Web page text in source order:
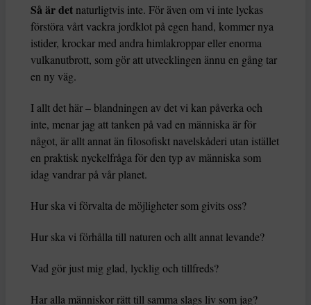
Så är det naturligtvis inte. För även om vi inte lyckas
förstöra vårt vackra jordklot på egen hand, kommer nya
istider, krockar med andra himlakroppar eller enorma
vulkanutbrott, som gör att utvecklingen ännu en gång tar
en ny väg.
I allt det här – blandningen av det vi kan påverka och
inte, menar jag att tanken på vad en människa är för
något, är allt annat än filosofiskt navelskåderi utan istället
en praktisk nyckelfråga för den typ av människa som
idag vandrar på vår planet.
Hur ska vi förvalta de möjligheter som givits oss?
Hur ska vi förhålla till naturen och allt annat levande?
Vad gör just mig glad, lycklig och tillfreds?
Har alla människor rätt till samma slags liv som jag?